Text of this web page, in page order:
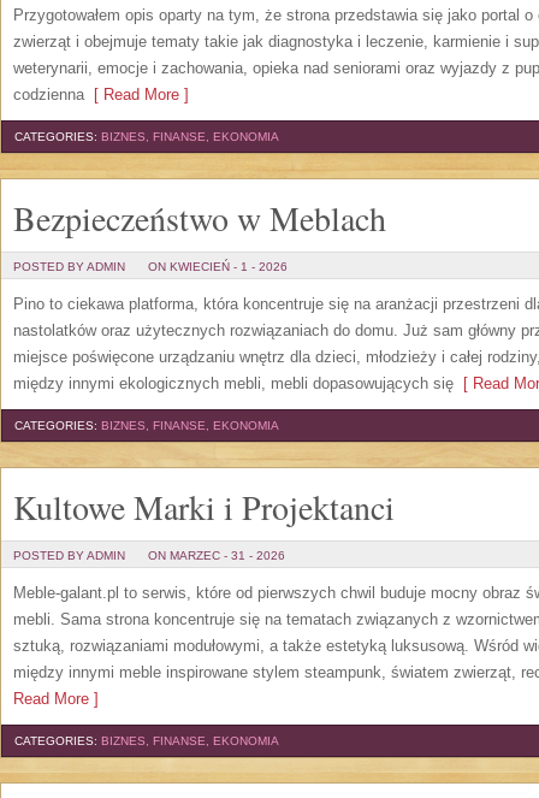
Przygotowałem opis oparty na tym, że strona przedstawia się jako portal
zwierząt i obejmuje tematy takie jak diagnostyka i leczenie, karmienie i
weterynarii, emocje i zachowania, opieka nad seniorami oraz wyjazdy z
codzienna[ Read More ]
CATEGORIES: BIZNES, FINANSE, EKONOMIA
Bezpieczeństwo w Meblach
POSTED BY ADMIN ON KWIECIEŃ - 1 - 2026
Pino to ciekawa platforma, która koncentruje się na aranżacji przestrzeni
nastolatków oraz użytecznych rozwiązaniach do domu. Już sam główny
miejsce poświęcone urządzaniu wnętrz dla dzieci, młodzieży i całej
między innymi ekologicznych mebli, mebli dopasowujących się [ Read
CATEGORIES: BIZNES, FINANSE, EKONOMIA
Kultowe Marki i Projektanci
POSTED BY ADMIN ON MARZEC - 31 - 2026
Meble-galant.pl to serwis, które od pierwszych chwil buduje mocny obraz
mebli. Sama strona koncentruje się na tematach związanych z
sztuką, rozwiązaniami modułowymi, a także estetyką luksusową. Wśród
między innymi meble inspirowane stylem steampunk, światem zwierząt,
Read More ]
CATEGORIES: BIZNES, FINANSE, EKONOMIA